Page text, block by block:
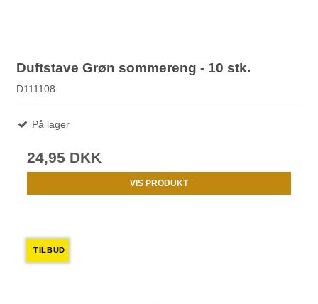
Duftstave Grøn sommereng - 10 stk.
D111108
På lager
24,95 DKK
VIS PRODUKT
TILBUD